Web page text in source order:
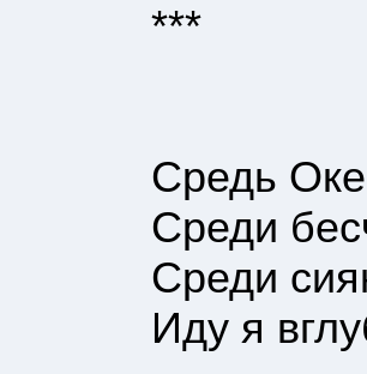
***
Средь
Среди
Среди
Иду я